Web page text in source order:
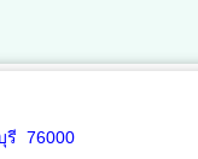
รี 76000